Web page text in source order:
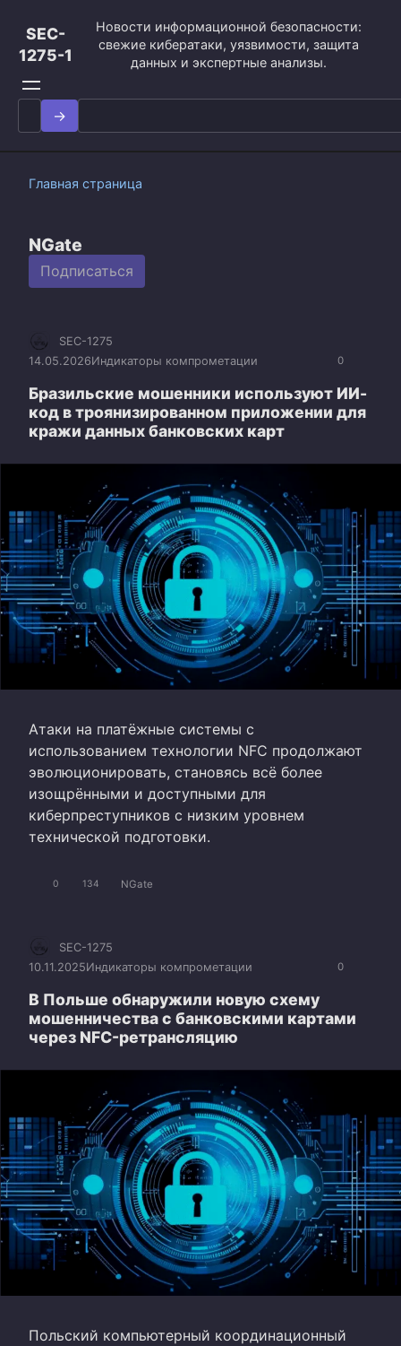
контенту
SEC-
1275-1
Новости информационной безопасности:
свежие кибератаки, уязвимости, защита
данных и экспертные анализы.
Search
for:
Главная страница
NGate
Подписаться
0
SEC-1275
14.05.2026Индикаторы компрометации
Бразильские мошенники используют ИИ-
код в троянизированном приложении для
кражи данных банковских карт
Атаки на платёжные системы с
использованием технологии NFC продолжают
эволюционировать, становясь всё более
изощрёнными и доступными для
киберпреступников с низким уровнем
технической подготовки.
0 134 NGate
0
SEC-1275
10.11.2025Индикаторы компрометации
В Польше обнаружили новую схему
мошенничества с банковскими картами
через NFC-ретрансляцию
Польский компьютерный координационный